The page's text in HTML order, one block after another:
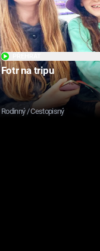
Fotr na tripu
Rodinný / Cestopisný